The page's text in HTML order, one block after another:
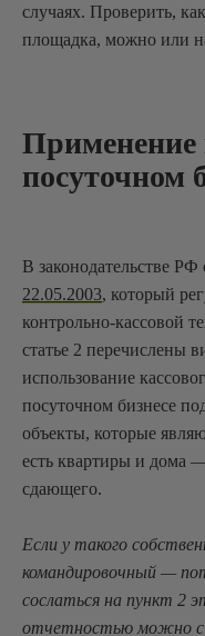
случаях. Проверить,
площадка, можно или
Применение
посуточном
В законодательстве РФ
22.05.2003, который
контрольно-кассовой
статье 2 перечислены
использование
посуточном бизнесе
объекты, которые
есть квартиры и дома
сдающего.
Если у такого
командировочный —
сослаться на пункт 2
отчетностью можно с